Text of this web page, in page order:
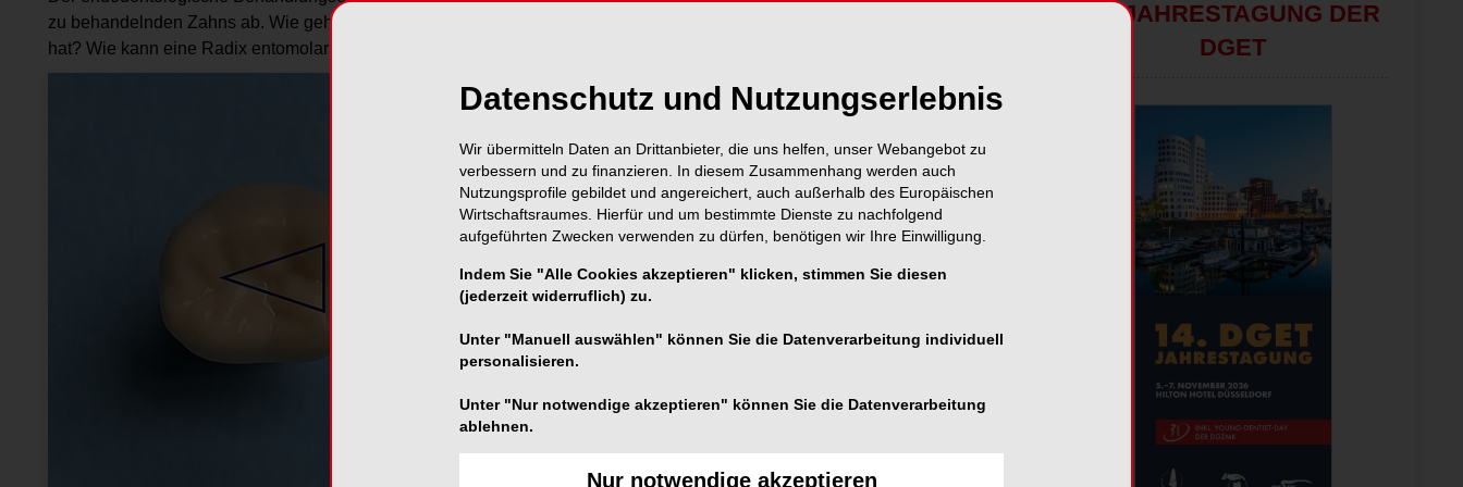
zu behandelnden Zahns ab. Wie geht man damit um, wenn der Unterkiefermolar plötzlich drei statt zwei Wurzeln
hat? Wie kann eine Radix entomolaris sicher diagnostiziert und therapiert werden?
14. JAHRESTAGUNG DER
DGET
Datenschutz und Nutzungserlebnis
Wir übermitteln Daten an Drittanbieter, die uns helfen, unser Webangebot zu
verbessern und zu finanzieren. In diesem Zusammenhang werden auch
Nutzungsprofile gebildet und angereichert, auch außerhalb des Europäischen
Wirtschaftsraumes. Hierfür und um bestimmte Dienste zu nachfolgend
aufgeführten Zwecken verwenden zu dürfen, benötigen wir Ihre Einwilligung.
Indem Sie "Alle Cookies akzeptieren" klicken, stimmen Sie diesen
(jederzeit widerruflich) zu.
Unter "Manuell auswählen" können Sie die Datenverarbeitung individuell
personalisieren.
Unter "Nur notwendige akzeptieren" können Sie die Datenverarbeitung
ablehnen.
Nur notwendige akzeptieren